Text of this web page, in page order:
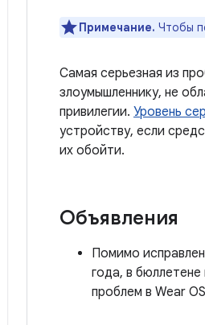
Примечание. Чтобы
Самая серьезная из
злоумышленнику, не
привилегии. Уровень
устройству, если
их обойти.
Объявления
Помимо
года, в
проблем в Wear